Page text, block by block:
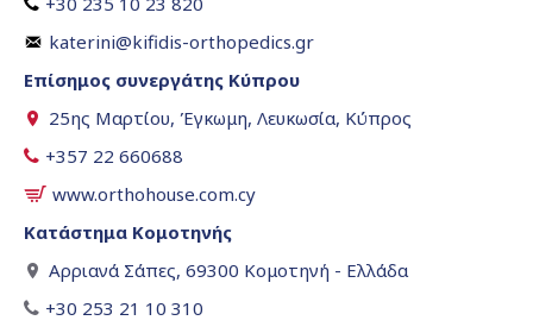
katerini@kifidis-orthopedics.gr
Επίσημος συνεργάτης Κύπρου
25ης Μαρτίου, Έγκωμη, Λευκωσία, Κύπρος
+357 22 660688
www.orthohouse.com.cy
Κατάστημα Κομοτηνής
Αρριανά Σάπες, 69300 Κομοτηνή - Ελλάδα
+30 253 21 10 310